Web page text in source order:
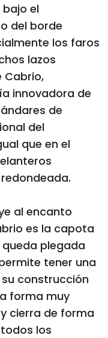
el
del borde
los faros
lazos
Cabrio,
innovadora de
de
del
que en el
al encanto
es la capota
plegada
tener una
construcción
forma muy
cierra de forma
los